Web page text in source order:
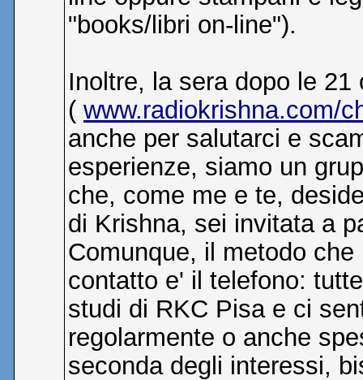
"books/libri on-line").
Inoltre, la sera dopo le
( www.radiokrishna.com/
anche per salutarci e
esperienze, siamo un
che, come me e te,
di Krishna, sei invitata a
Comunque, il metodo
contatto e' il telefono:
studi di RKC Pisa e ci
regolarmente o anche
seconda degli interessi,